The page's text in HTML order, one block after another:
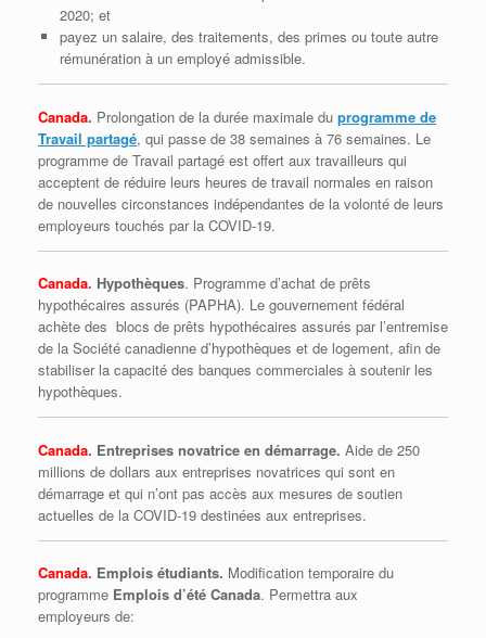
2020; et
payez un salaire, des traitements, des primes ou toute autre
rémunération à un employé admissible.
Canada. Prolongation de la durée maximale du programme de
Travail partagé, qui passe de 38 semaines à 76 semaines. Le
programme de Travail partagé est offert aux travailleurs qui
acceptent de réduire leurs heures de travail normales en raison
de nouvelles circonstances indépendantes de la volonté de leurs
employeurs touchés par la COVID-19.
Canada. Hypothèques. Programme d’achat de prêts
hypothécaires assurés (PAPHA). Le gouvernement fédéral
achète des blocs de prêts hypothécaires assurés par l’entremise
de la Société canadienne d’hypothèques et de logement, afin de
stabiliser la capacité des banques commerciales à soutenir les
hypothèques.
Canada. Entreprises novatrice en démarrage. Aide de 250
millions de dollars aux entreprises novatrices qui sont en
démarrage et qui n’ont pas accès aux mesures de soutien
actuelles de la COVID-19 destinées aux entreprises.
Canada. Emplois étudiants. Modification temporaire du
programme Emplois d’été Canada. Permettra aux
employeurs de: